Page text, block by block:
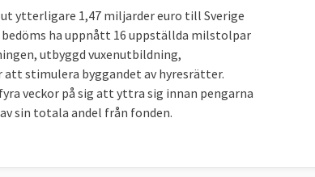
ytterligare 1,47 miljarder euro till Sverige
ha uppnått 16 uppställda milstolpar
utbyggd vuxenutbildning,
stimulera byggandet av hyresrätter.
veckor på sig att yttra sig innan pengarna
sin totala andel från fonden.